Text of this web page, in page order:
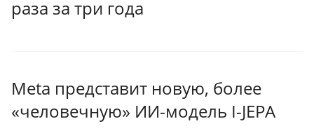
раза за три года
Meta представит новую, более
«человечную» ИИ-модель I-JEPA